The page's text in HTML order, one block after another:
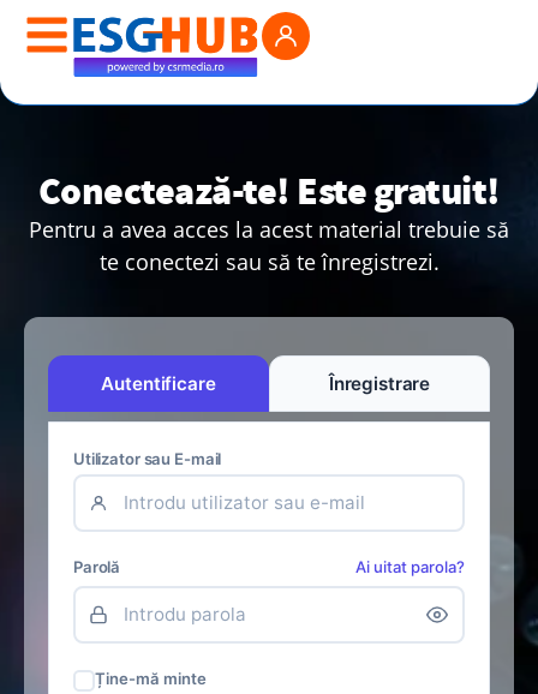
Conectează-te! Este gratuit!
Pentru a avea acces la acest material trebuie să
te conectezi sau să te înregistrezi.
Autentificare Înregistrare
Utilizator sau E-mail
Parolă Ai uitat parola?
Ține-mă minte